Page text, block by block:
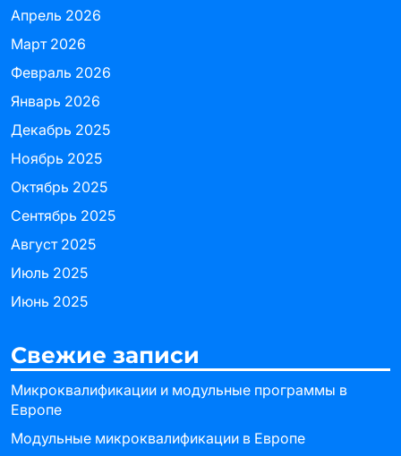
Апрель 2026
Март 2026
Февраль 2026
Январь 2026
Декабрь 2025
Ноябрь 2025
Октябрь 2025
Сентябрь 2025
Август 2025
Июль 2025
Июнь 2025
Свежие записи
Микроквалификации и модульные программы в
Европе
Модульные микроквалификации в Европе